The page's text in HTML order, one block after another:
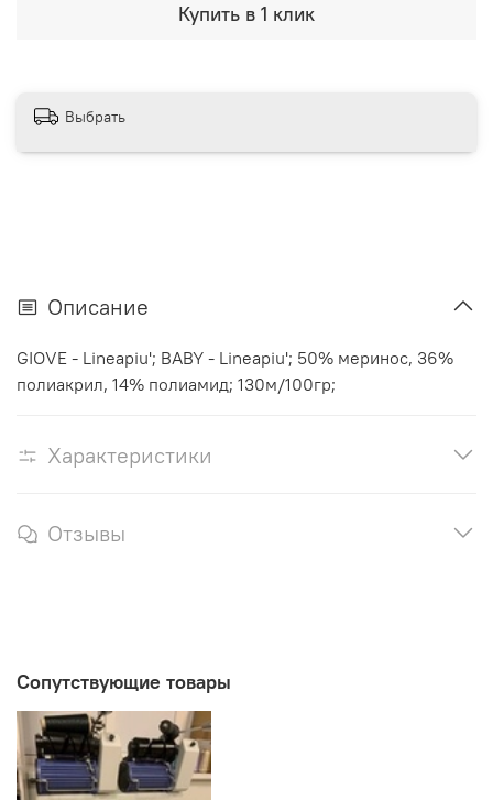
Купить в 1 клик
Выбрать
Описание
GIOVE - Lineapiu'; BABY - Lineapiu'; 50% меринос, 36%
полиакрил, 14% полиамид; 130м/100гр;
Характеристики
Отзывы
Сопутствующие товары